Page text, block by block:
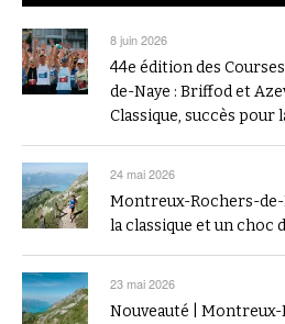
8 juin 2026
44e édition des
de-Naye : Briffod et
Classique, succès
24 mai 2026
Montreux-Rochers-de-
la classique et un choc
23 mai 2026
Nouveauté | Montreux-